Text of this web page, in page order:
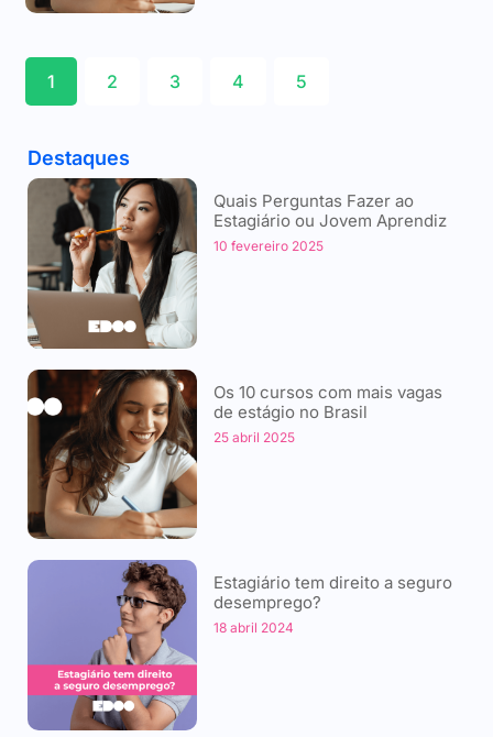
1 2 3 4 5
Destaques
Quais Perguntas Fazer ao
Estagiário ou Jovem Aprendiz
10 fevereiro 2025
Os 10 cursos com mais vagas
de estágio no Brasil
25 abril 2025
Estagiário tem direito a seguro
desemprego?
18 abril 2024